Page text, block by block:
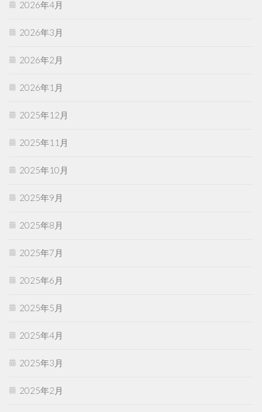
2026年4月
2026年3月
2026年2月
2026年1月
2025年12月
2025年11月
2025年10月
2025年9月
2025年8月
2025年7月
2025年6月
2025年5月
2025年4月
2025年3月
2025年2月